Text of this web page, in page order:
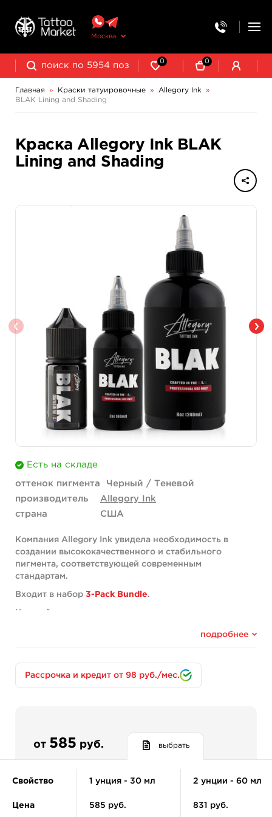
Москва
0 0
Главная » Краски татуировочные » Allegory Ink
»
BLAK Lining and Shading
Краска Allegory Ink BLAK
Lining and Shading
Есть на складе
оттенок пигмента
Черный / Теневой
производитель
Allegory Ink
страна
США
Компания Allegory Ink увидела необходимость в
создании высококачественного и стабильного
пигмента, соответствующей современным
стандартам.
Входит в набор 3-Pack Bundle.
Каждый день татуировщики совершенствуют свое
подстраиваться под современные реалии рынка и
потребности своих клиентов.
Гладкая, однородная краска легко ложится под кожу,
добивался производитель от своей рецептуры.
краска BLAK - лучший черный пигмент, который
подробнее
Рассрочка и кредит от 98 руб./мес.
от 585 руб. выбрать
Свойство
Цена
1 унция - 30 мл
585 руб.
2 унции - 60 мл
831 руб.